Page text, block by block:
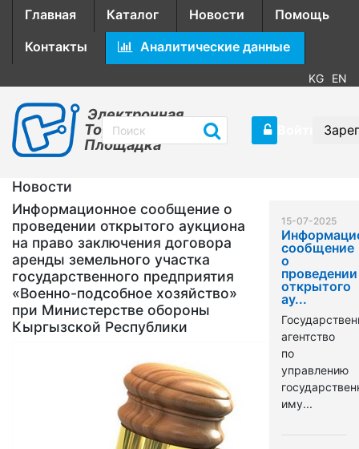
Главная Каталог Новости
Помощь
Контакты
Аналитические данные
KG EN
Электронная
Торговая
Площадка
Новости
Информационное сообщение о
проведении открытого аукциона
на право заключения договора
аренды земельного участка
государственного предприятия
«Военно-подсобное хозяйство»
при Министерстве обороны
Кыргызской Республики
15-07-2025
сообщение
о
проведении
открытого
ау...
агентство
по
управлению
иму...